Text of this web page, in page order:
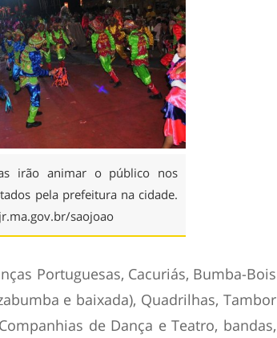
irão animar o público nos
pela prefeitura na cidade.
saojoao
Portuguesas, Cacuriás, Bumba-Bois
e baixada), Quadrilhas, Tambor
de Dança e Teatro, bandas,